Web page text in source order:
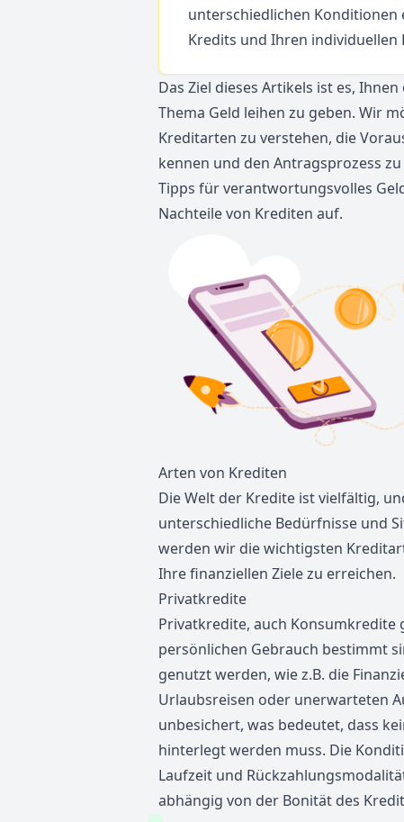
unterschiedlichen
Kredits und Ihren individuellen
Das Ziel dieses Artikels ist es,
Thema Geld leihen zu geben. Wir
Kreditarten zu verstehen, die
kennen und den Antragsprozess
Tipps für verantwortungsvolles
Nachteile von Krediten auf.
Arten von Krediten
Die Welt der Kredite ist vielfältig,
unterschiedliche Bedürfnisse und
werden wir die wichtigsten
Ihre finanziellen Ziele zu erreichen.
Privatkredite
Privatkredite, auch Konsumkredite
persönlichen Gebrauch bestimmt
genutzt werden, wie z.B. die
Urlaubsreisen oder unerwarteten
unbesichert, was bedeutet, dass
hinterlegt werden muss. Die
Laufzeit und
abhängig von der Bonität des